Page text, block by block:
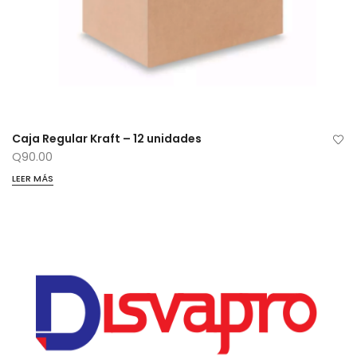
Caja Regular Kraft – 12 unidades
Q90.00
LEER MÁS